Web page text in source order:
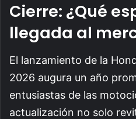
Cierre: ¿Qué
llegada al
El lanzamiento de la
2026 augura un año
entusiastas de las
actualización no solo